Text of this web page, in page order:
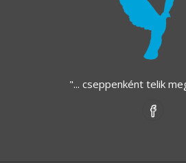
"... cseppenként telik